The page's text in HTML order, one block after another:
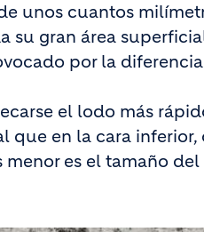
unos cuantos
su gran área
por la
el lodo más
que en la cara
es el tamaño